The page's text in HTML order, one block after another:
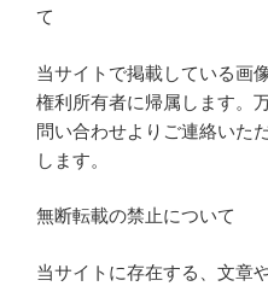
て
当サイトで掲載している画
権利所有者に帰属します。
問い合わせよりご連絡いた
します。
無断転載の禁止について
当サイトに存在する、文章